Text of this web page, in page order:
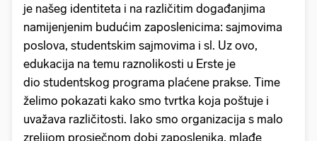
je našeg identiteta i na različitim događanjima
namijenjenim budućim zaposlenicima: sajmovima
poslova, studentskim sajmovima i sl. Uz ovo,
edukacija na temu raznolikosti u Erste je
dio studentskog programa plaćene prakse. Time
želimo pokazati kako smo tvrtka koja poštuje i
uvažava različitosti. Iako smo organizacija s malo
zrelijom prosječnom dobi zaposlenika, mlađe